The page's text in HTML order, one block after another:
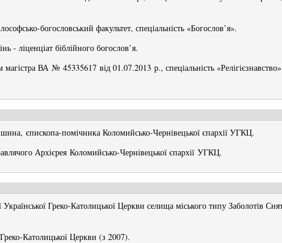
богословський факультет, спеціальність «Богослов’я».
- ліценціат біблійного богослов’я.
ВА № 45335617 від 01.07.2013 р., спеціальність «Релігієзнавство»,
єпископа-помічника Коломийсько-Чернівецької єпархії УГКЦ.
Архієрея Коломийсько-Чернівецької єпархії УГКЦ.
Греко-Католицької Церкви селища міського типу Заболотів
Католицької Церкви (з 2007).